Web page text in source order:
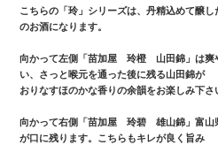
こちらの「玲」シリーズは、丹精込めて醸
のお酒になります。
向かって左側「苗加屋 玲橙 山田錦」は爽
い、さっと喉元を通った後に残る山田錦が
おりなすほのかな香りの余韻をお楽しみ下さ
向かって右側「苗加屋 玲碧 雄山錦」富山
が口に残ります。こちらもキレが良く旨み